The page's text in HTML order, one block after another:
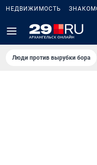
НЕДВИЖИМОСТЬ
Люди против вырубки бора